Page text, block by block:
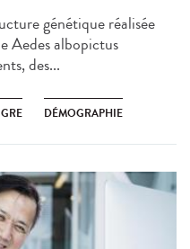
génétique réalisée
Aedes albopictus
des...
DÉMOGRAPHIE